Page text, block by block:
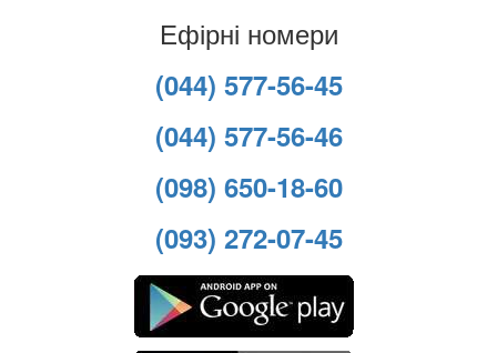
Ефірні номери
(044) 577-56-45
(044) 577-56-46
(098) 650-18-60
(093) 272-07-45